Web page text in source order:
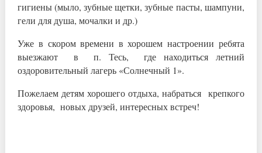
гигиены (мыло, зубные щетки, зубные пасты, шампуни,
гели для душа, мочалки и др.)
Уже в скором времени в хорошем настроении ребята
выезжают в п. Тесь, где находиться летний
оздоровительный лагерь «Солнечный 1».
Пожелаем детям хорошего отдыха, набраться крепкого
здоровья, новых друзей, интересных встреч!